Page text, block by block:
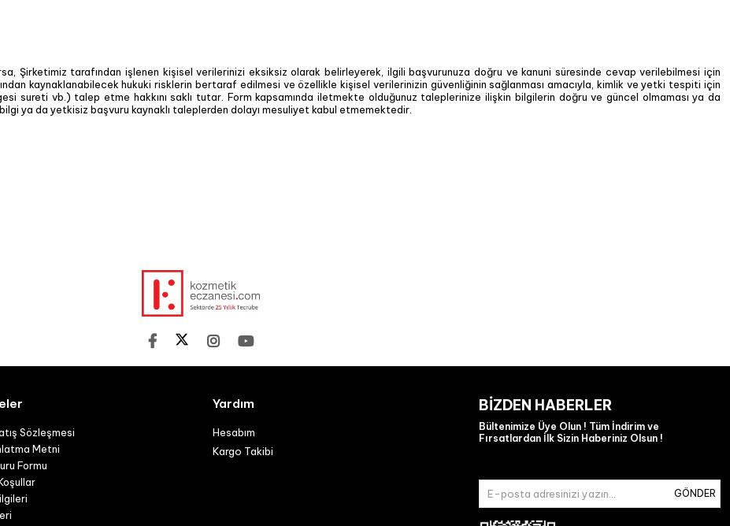
Şirketimiz tarafından işlenen kişisel verilerinizi eksiksiz olarak belirleyerek, ilgili başvurunuza doğru ve kanuni süresinde cevap verilebilmesi için
kaynaklanabilecek hukuki risklerin bertaraf edilmesi ve özellikle kişisel verilerinizin güvenliğinin sağlanması amacıyla, kimlik ve yetki tespiti için
sureti vb.) talep etme hakkını saklı tutar. Form kapsamında iletmekte olduğunuz taleplerinize ilişkin bilgilerin doğru ve güncel olmaması ya da
ya da yetkisiz başvuru kaynaklı taleplerden dolayı mesuliyet kabul etmemektedir.
Sözleşmesi
Metni
Formu
Yardım
Hesabım
Kargo Takibi
BIZDEN HABERLER
Bültenimize Üye Olun ! Tüm İndirim ve
Fırsatlardan İlk Sizin Haberiniz Olsun !
GÖNDER